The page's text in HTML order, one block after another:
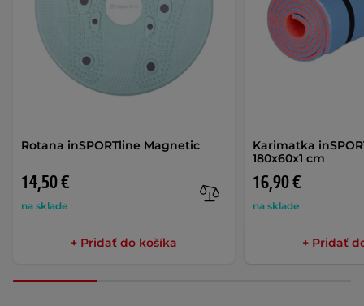
Rotana inSPORTline Magnetic
14,50 €
na sklade
+ Pridať do košíka
Karimatka
180x60x1 cm
16,90 €
na sklade
+ Pridať